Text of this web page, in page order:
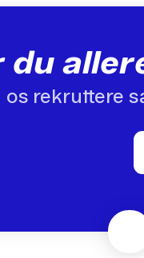
os rekruttere